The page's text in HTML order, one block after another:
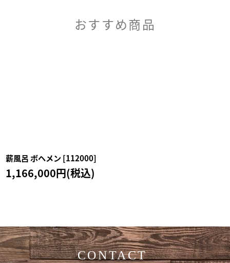
おすすめ商品
薪風呂 ボヘメン[112000]
1,166,000円(税込)
CONTACT